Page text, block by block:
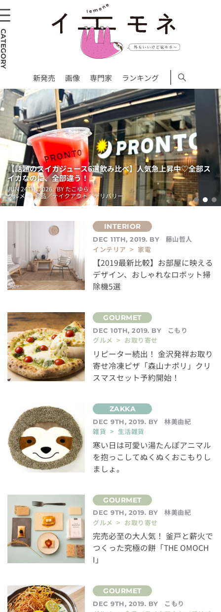
新発売 画像 専門家 ランキング
【話題のスイカジュース6選飲み比べ】人気急上昇中♡全部ス
イカなのに、全部違う！
JUN 24TH, 2026. BY たこゆら
グルメ > 食品／テイクアウト／デリバリー
DEC 11TH, 2019. BY
藤山哲人
インテリア > 家電
【2019最新比較】お部屋に映える
デザイン、おしゃれなロボット掃
除機5選
DEC 10TH, 2019. BY
こもり
グルメ > お取り寄せ
リピーター続出！ 金沢発祥お取り
寄せ冷凍ピザ「森山ナポリ」クリ
スマスセット予約開始！
DEC 9TH, 2019. BY
林美由紀
雑貨 > 生活雑貨
寒い日は可愛い湯たんぽアニマル
を抱っこしてぬくぬくおこもりし
ましょ。
DEC 9TH, 2019. BY
林美由紀
グルメ > お取り寄せ
完売必至の大人気！ 釜戸と薪火で
つくった究極の餅「THE OMOCH
I」
DEC 9TH, 2019. BY
こもり